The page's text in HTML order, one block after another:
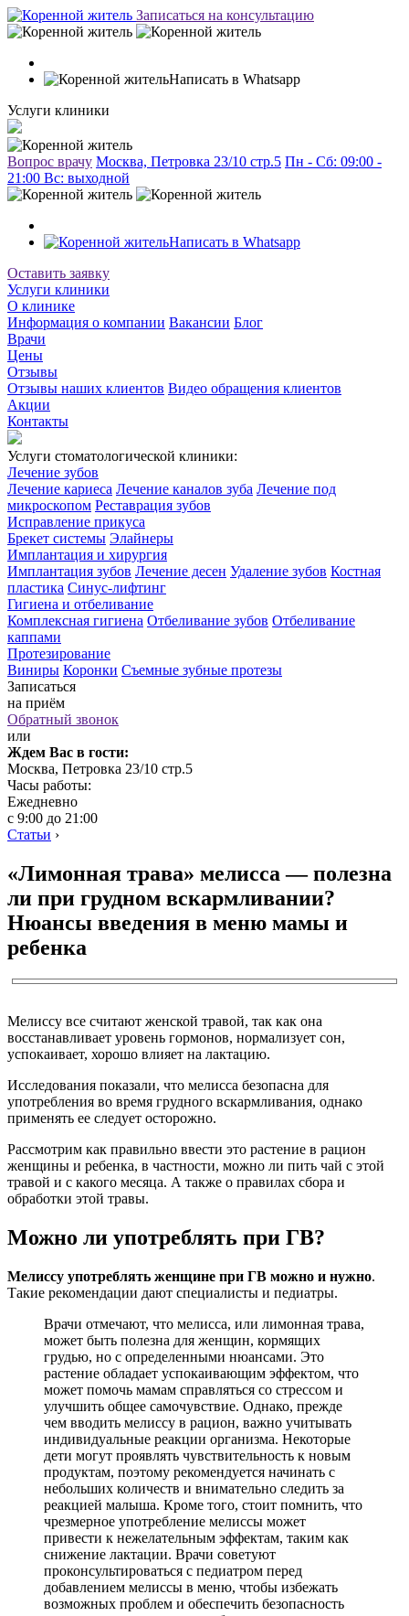
Записаться на консультацию
Написать в Whatsapp
Услуги клиники
Вопрос врачу Москва, Петровка 23/10 стр.5 Пн - Сб: 09:00 -
21:00 Вc: выходной
Написать в Whatsapp
Оставить заявку
Услуги клиники
О клинике
Информация о компании Вакансии Блог
Врачи
Цены
Отзывы
Отзывы наших клиентов Видео обращения клиентов
Акции
Контакты
Услуги стоматологической клиники:
Лечение зубов
Лечение кариеса Лечение каналов зуба Лечение под
микроскопом Реставрация зубов
Исправление прикуса
Брекет системы Элайнеры
Имплантация и хирургия
Имплантация зубов Лечение десен Удаление зубов Костная
пластика Синус-лифтинг
Гигиена и отбеливание
Комплексная гигиена Отбеливание зубов Отбеливание
каппами
Протезирование
Виниры Коронки Съемные зубные протезы
Записаться
на приём
Обратный звонок
или
Ждем Вас в гости:
Москва, Петровка 23/10 стр.5
Часы работы:
Ежедневно
с 9:00 до 21:00
Статьи ›
«Лимонная трава» мелисса — полезна
ли при грудном вскармливании?
Нюансы введения в меню мамы и
ребенка
Мелиссу все считают женской травой, так как она
восстанавливает уровень гормонов, нормализует сон,
успокаивает, хорошо влияет на лактацию.
Исследования показали, что мелисса безопасна для
употребления во время грудного вскармливания, однако
применять ее следует осторожно.
Рассмотрим как правильно ввести это растение в рацион
женщины и ребенка, в частности, можно ли пить чай с этой
травой и с какого месяца. А также о правилах сбора и
обработки этой травы.
Можно ли употреблять при ГВ?
Мелиссу употреблять женщине при ГВ можно и нужно.
Такие рекомендации дают специалисты и педиатры.
Врачи отмечают, что мелисса, или лимонная трава,
может быть полезна для женщин, кормящих
грудью, но с определенными нюансами. Это
растение обладает успокаивающим эффектом, что
может помочь мамам справляться со стрессом и
улучшить общее самочувствие. Однако, прежде
чем вводить мелиссу в рацион, важно учитывать
индивидуальные реакции организма. Некоторые
дети могут проявлять чувствительность к новым
продуктам, поэтому рекомендуется начинать с
небольших количеств и внимательно следить за
реакцией малыша. Кроме того, стоит помнить, что
чрезмерное употребление мелиссы может
привести к нежелательным эффектам, таким как
снижение лактации. Врачи советуют
проконсультироваться с педиатром перед
добавлением мелиссы в меню, чтобы избежать
возможных проблем и обеспечить безопасность